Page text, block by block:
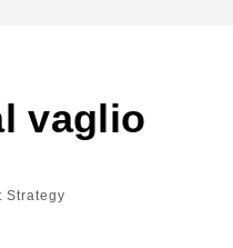
vaglio
Strategy